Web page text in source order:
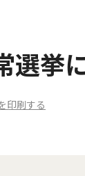
挙に
印刷する